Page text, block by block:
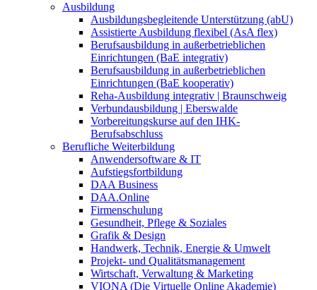
Ausbildung
Ausbildungsbegleitende Unterstützung (abU)
Assistierte Ausbildung flexibel (AsA flex)
Berufsausbildung in außerbetrieblichen
Einrichtungen (BaE integrativ)
Berufsausbildung in außerbetrieblichen
Einrichtungen (BaE kooperativ)
Reha-Ausbildung integrativ | Braunschweig
Verbundausbildung | Eberswalde
Vorbereitungskurse auf den IHK-
Berufsabschluss
Berufliche Weiterbildung
Anwendersoftware & IT
Aufstiegsfortbildung
DAA Business
DAA.Online
Firmenschulung
Gesundheit, Pflege & Soziales
Grafik & Design
Handwerk, Technik, Energie & Umwelt
Projekt- und Qualitätsmanagement
Wirtschaft, Verwaltung & Marketing
VIONA (Die Virtuelle Online Akademie)